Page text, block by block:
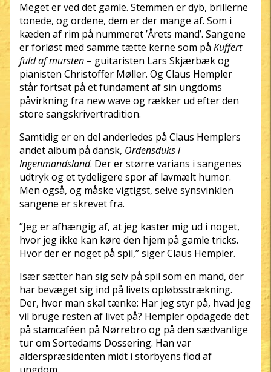
Meget er ved det gamle. Stemmen er dyb, brillerne
tonede, og ordene, dem er der mange af. Som i
kæden af rim på nummeret ’Årets mand’. Sangene
er forløst med samme tætte kerne som på Kuffert
fuld af mursten – guitaristen Lars Skjærbæk og
pianisten Christoffer Møller. Og Claus Hempler
står fortsat på et fundament af sin ungdoms
påvirkning fra new wave og rækker ud efter den
store sangskrivertradition.
Samtidig er en del anderledes på Claus Hemplers
andet album på dansk, Ordensduks i
Ingenmandsland. Der er større varians i sangenes
udtryk og et tydeligere spor af lavmælt humor.
Men også, og måske vigtigst, selve synsvinklen
sangene er skrevet fra.
”Jeg er afhængig af, at jeg kaster mig ud i noget,
hvor jeg ikke kan køre den hjem på gamle tricks.
Hvor der er noget på spil,” siger Claus Hempler.
Især sætter han sig selv på spil som en mand, der
har bevæget sig ind på livets opløbsstrækning.
Der, hvor man skal tænke: Har jeg styr på, hvad jeg
vil bruge resten af livet på? Hempler opdagede det
på stamcaféen på Nørrebro og på den sædvanlige
tur om Sortedams Dossering. Han var
alderspræsidenten midt i storbyens flod af